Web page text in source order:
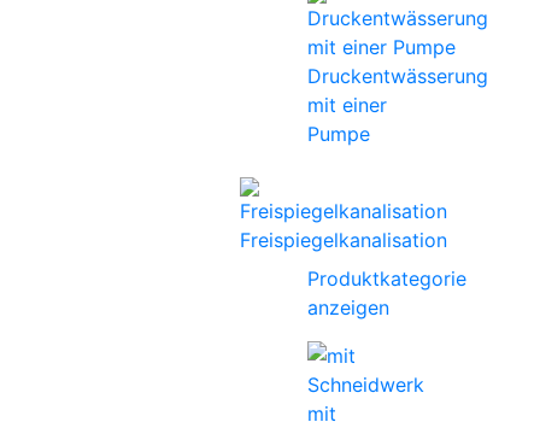
Druckentwässerung
mit einer
Pumpe
Freispiegelkanalisation
Produktkategorie
anzeigen
mit